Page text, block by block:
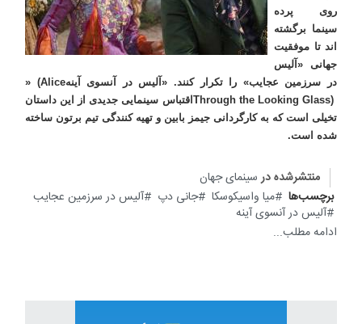
روی پرده
سینما برگشته
اند تا موفقیت
جهانی «آلیس
در سرزمین عجایب» را تکرار کنند. «آلیس در آنسوی آینه» (Alice
Through the Looking Glass) اقتباس سینمایی جدیدی از این داستان
تخیلی است که به کارگردانی جیمز بابین و تهیه کنندگی تیم برتون ساخته
شده است.
منتشرشده در سینمای جهان
برچسب‌ها
میا واسیکوسکا جانی دپ
آلیس در سرزمین عجایب
آلیس در آنسوی آینه
ادامه مطلب...